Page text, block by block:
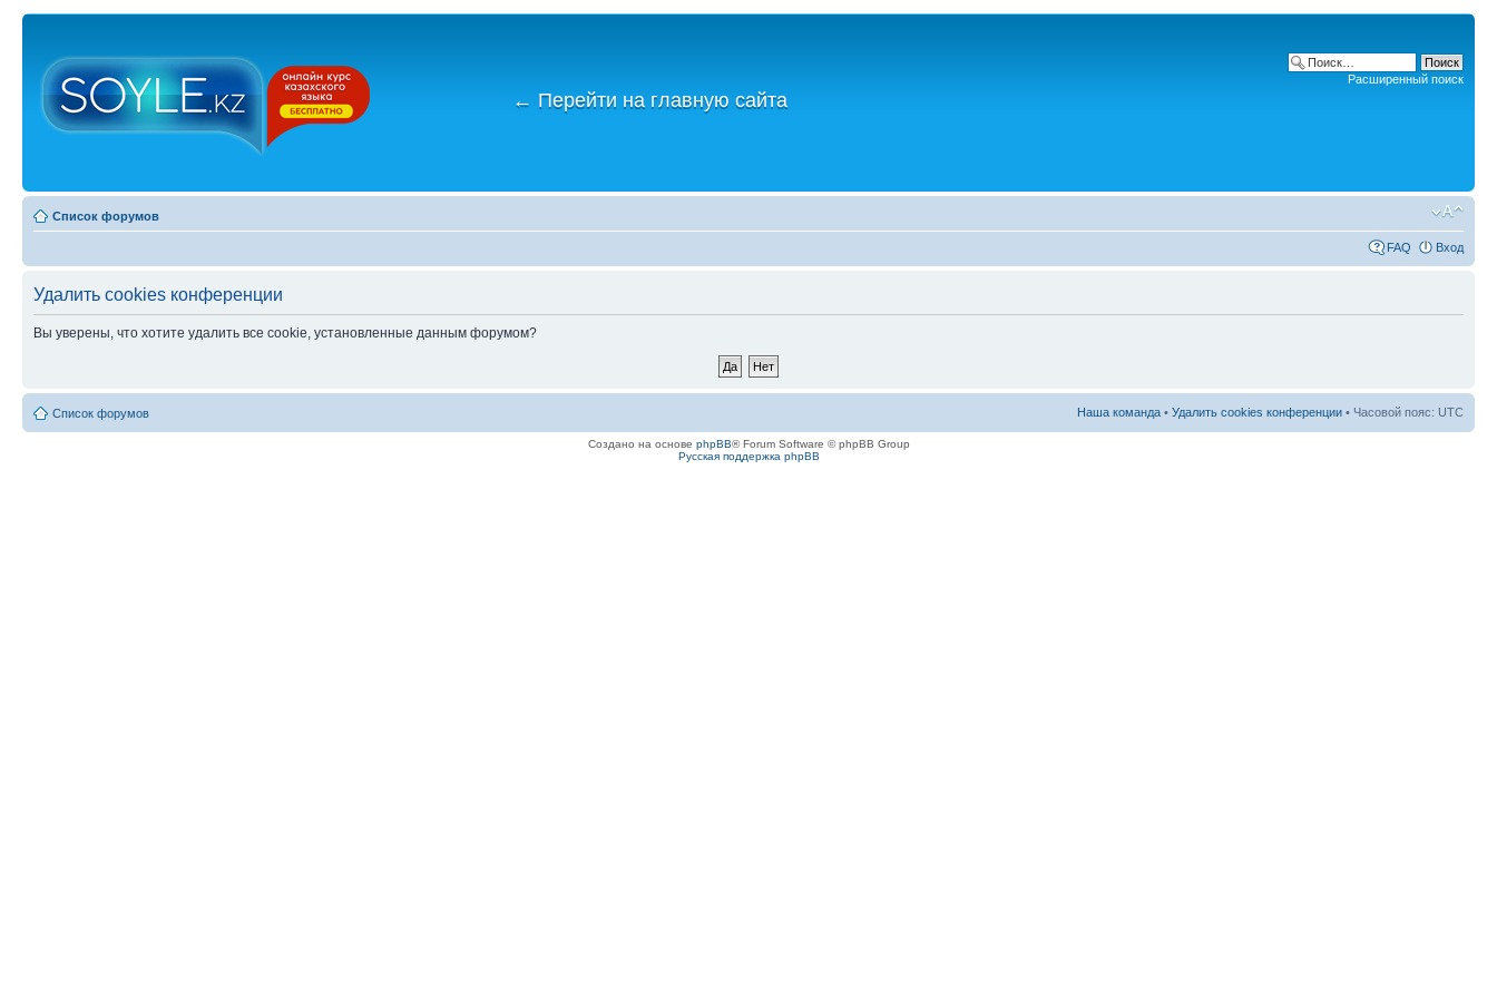
← Перейти на главную сайта
Расширенный поиск
Список форумов
FAQ Вход
Удалить cookies конференции
Вы уверены, что хотите удалить все cookie, установленные данным форумом?
Список форумов Наша команда • Удалить cookies конференции • Часовой пояс: UTC
Создано на основе phpBB® Forum Software © phpBB Group
Русская поддержка phpBB